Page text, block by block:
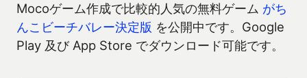
Mocoゲーム作成で比較的人気の無料ゲーム がち
んこビーチバレー決定版 を公開中です。Google
Play 及び App Store でダウンロード可能です。